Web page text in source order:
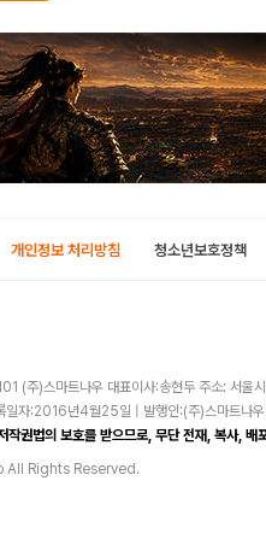
개인정보 처리방침 청소년보호정책
(주)스마트나우 대표이사:송현두 주소:
자:2016년4월25일 | 발행인:(주)스마트나우
작권법의 보호를 받으므로, 무단 전재, 복사, 배
Rights Reserved.